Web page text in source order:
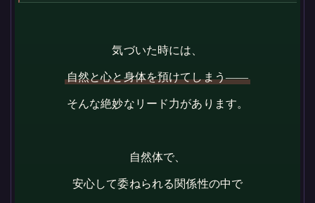
気づいた時には、
自然と心と身体を預けてしまう——
そんな絶妙なリード力があります。
自然体で、
安心して委ねられる関係性の中で